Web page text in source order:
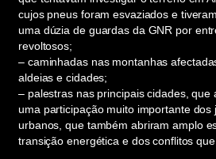
cujos pneus foram esvaziados e
uma dúzia de guardas da GNR por
revoltosos;
– caminhadas nas montanhas
aldeias e cidades;
– palestras nas principais cidades, que
uma participação muito importante dos
urbanos, que também abriram amplo
transição energética e dos conflitos